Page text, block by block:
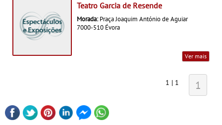
Teatro Garcia de Resende
Morada: Praça Joaquim António de Aguiar
7000-510 Évora
Ver mais
1 | 1 1